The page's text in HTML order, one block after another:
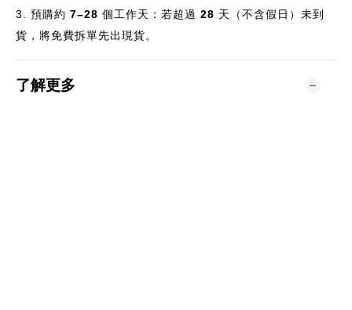
3.
預購約 7–28 個工作天：若超過 28 天（不含假日）未到
貨，將免費拆單先出現貨。
了解更多